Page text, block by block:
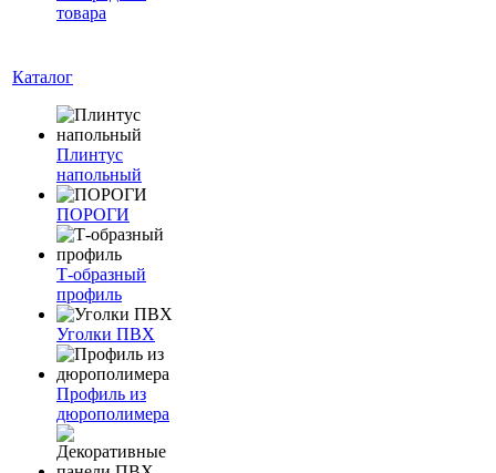
товара
Каталог
Плинтус
напольный
ПОРОГИ
Т-образный
профиль
Уголки ПВХ
Профиль из
дюрополимера